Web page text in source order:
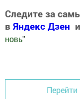
Следите за
в Яндекс Дзен и
новь"
Перейти